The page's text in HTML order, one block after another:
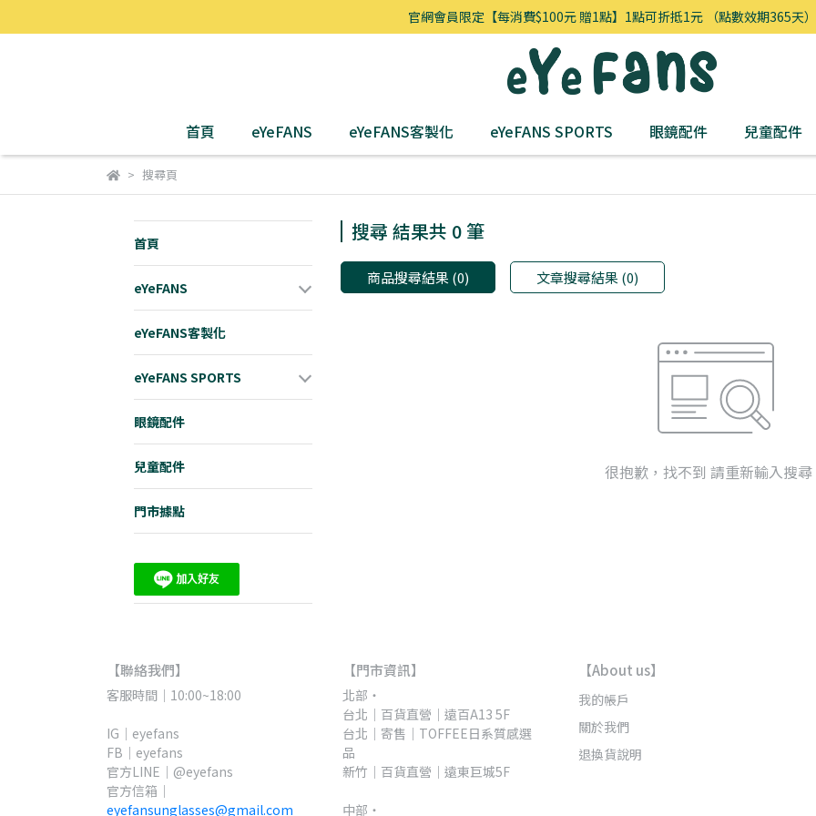
官網會員限定【每消費$100元 贈1點】1點可折抵1元 （點數效期365天）
首頁 eYeFANS eYeFANS客製化 eYeFANS SPORTS 眼鏡配件 兒童配件
搜尋頁
首頁
eYeFANS
eYeFANS客製化
eYeFANS SPORTS
眼鏡配件
兒童配件
門市據點
搜尋 結果共 0 筆
商品搜尋結果 (0) 文章搜尋結果 (0)
很抱歉，找不到 請重新輸入搜
【聯絡我們】
客服時間｜10:00~18:00
IG｜eyefans
FB｜eyefans
官方LINE｜@eyefans
官方信箱｜
eyefansunglasses@gmail.com
【門市資訊】
北部・
台北｜百貨直營｜遠百A13 5F
台北｜寄售｜TOFFEE日系質感選
品
新竹｜百貨直營｜遠東巨城5F
中部・
【About us】
我的帳戶
關於我們
退換貨說明